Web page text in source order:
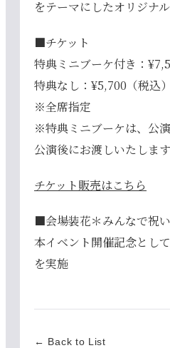
をテーマにしたオリジナ
■チケット
特典ミニブーケ付き：
特典なし：¥5,700（税込）
※全席指定
※特典ミニブーケは、公
公演後にお渡しいたします
チケット販売はこちら
■会場装花＊みんなで祝
本イベント開催記念とし
を実施
← Back to List